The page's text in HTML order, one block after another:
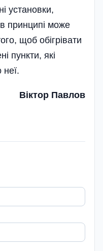
установки,
принципі може
щоб обігрівати
пункти, які
Віктор Павлов